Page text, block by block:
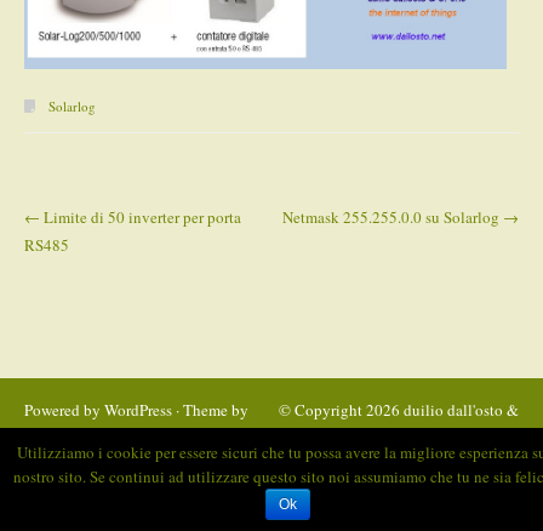
Solarlog
Post navigation
← Limite di 50 inverter per porta
RS485
Netmask 255.255.0.0 su Solarlog →
Powered by WordPress· Theme by
© Copyright 2026duilio dall'osto &
duilio dall'osto & C. SNC - Gallarate - via Schiavini 25 - P.IVA 02341260129
This site is using Web Stats, created by
Utilizziamo i cookie per essere sicuri che tu possa avere la migliore esperienza
nostro sito. Se continui ad utilizzare questo sito noi assumiamo che tu ne sia
Ok